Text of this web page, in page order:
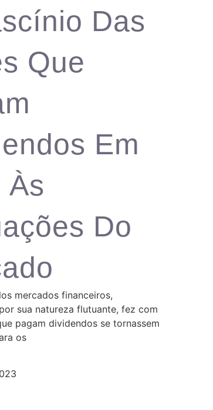
Das
Que
Em
Às
Do
mercados financeiros,
sua natureza flutuante, fez com
pagam dividendos se tornassem
os